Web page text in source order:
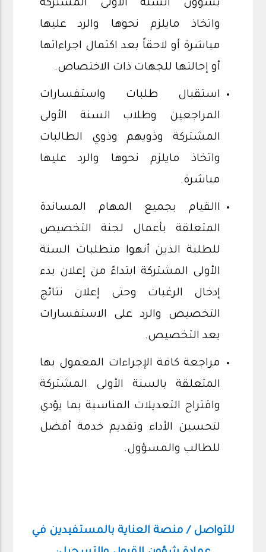
بشؤون السنة الأولى المشتركة
واتخاذ مايلزم نحوها والرد عليها
مباشرة أو لاحقاً بعد اكتمال اجراءاتها
أو إحالتها للجهات ذات الاختصاص.
استقبال طلبات واستفسارات
المراجعين وطلاب السنة الأولى
المشتركة وذويهم وذوي الطالبات
واتخاذ مايلزم نحوها والرد عليها
مباشرة.
االقيام بجميع المهام المساندة
المتعلقة بأعمال لجنة التخصيص
للطلبة الذين أنهوا متطلبات السنة
الأولى المشتركة ابتداءً من إعلان بدء
إدخال الرغبات وحتى إعلان نتائج
التخصيص والرد على الاستفسارات
بعد التخصيص.
مراجعة كافة الإجراءات المعمول بها
المتعلقة بالسنة الأولى المشتركة
واقتراح التعديلات المناسبة بما يؤدي
لتحسين الأداء وتقديم خدمة أفضل
للطالب والمسؤول.
للتواصل / منصة العناية بالمستفيدين في